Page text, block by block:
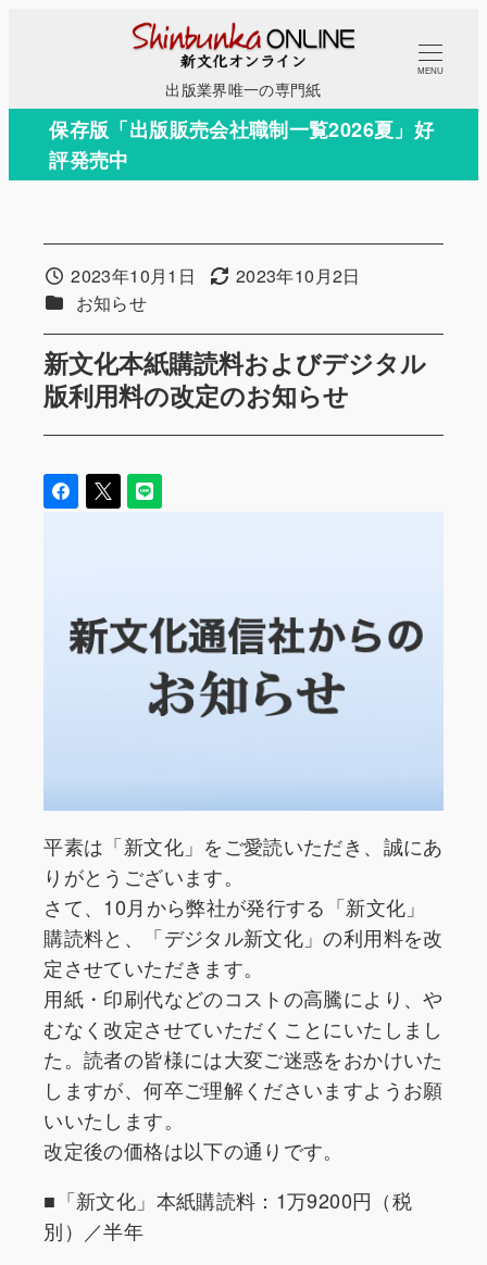
コ
テ
出版業界唯一の専門紙
MENU
保存版「出版販売会社職制一覧2026夏」好
評発売中
新文化本紙購読料およびデジタル
版利用料の改定のお知らせ
投稿日2023年10月1日 更新日2023年10月2日
カテゴリー
お知らせ
平素は「新文化」をご愛読いただき、誠にあ
りがとうございます。
さて、10月から弊社が発行する「新文化」
購読料と、「デジタル新文化」の利用料を改
定させていただきます。
用紙・印刷代などのコストの高騰により、や
むなく改定させていただくことにいたしまし
た。読者の皆様には大変ご迷惑をおかけいた
しますが、何卒ご理解くださいますようお願
いいたします。
改定後の価格は以下の通りです。
■「新文化」本紙購読料：1万9200円（税
別）／半年